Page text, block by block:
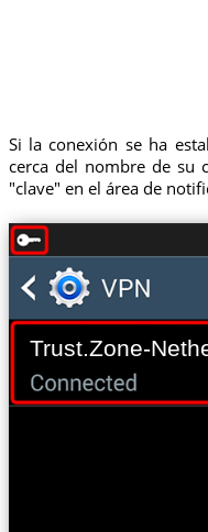
Si la conexión se ha
cerca del nombre de su
"clave" en el área de
Trust.Zone-